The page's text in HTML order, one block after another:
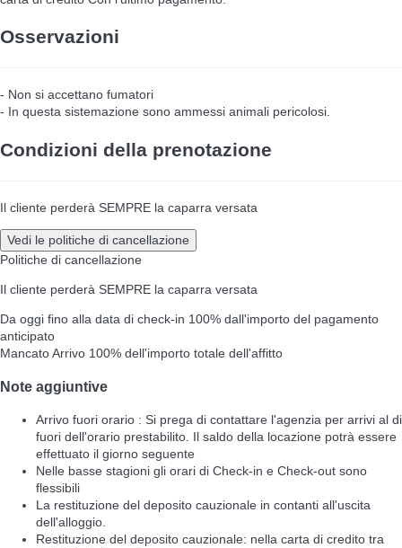
Osservazioni
- Non si accettano fumatori
- In questa sistemazione sono ammessi animali pericolosi.
Condizioni della prenotazione
Il cliente perderà SEMPRE la caparra versata
Vedi le politiche di cancellazione
Politiche di cancellazione
Il cliente perderà SEMPRE la caparra versata
Da oggi fino alla data di check-in 100% dall'importo del pagamento
anticipato
Mancato Arrivo 100% dell'importo totale dell'affitto
Note aggiuntive
Arrivo fuori orario : Si prega di contattare l'agenzia per arrivi al di
fuori dell'orario prestabilito. Il saldo della locazione potrà essere
effettuato il giorno seguente
Nelle basse stagioni gli orari di Check-in e Check-out sono
flessibili
La restituzione del deposito cauzionale in contanti all'uscita
dell'alloggio.
Restituzione del deposito cauzionale: nella carta di credito tra